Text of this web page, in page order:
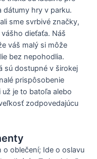
hry v parku.
sme svrbivé značky,
dieťaťa. Náš
váš malý si môže
bez nepohodlia.
sú dostupné v širokej
prispôsobenie
je to batoľa alebo
zodpovedajúcu
o oblečení; Ide o oslavu